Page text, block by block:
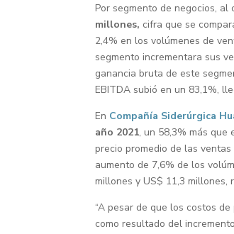
Por segmento de negocios, al
millones, cifra que se
2,4% en los volúmenes de
segmento incrementara sus
ganancia bruta de este
EBITDA subió en un 83,1%,
En Compañía Siderúrgica
año 2021, un 58,3% más que
precio promedio de las
aumento de 7,6% de los
millones y US$ 11,3 millones,
“A pesar de que los costos
como resultado del